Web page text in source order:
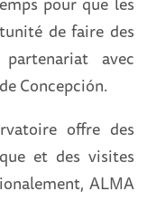
de faire des
avec
Concepción.
offre des
et des visites
ALMA